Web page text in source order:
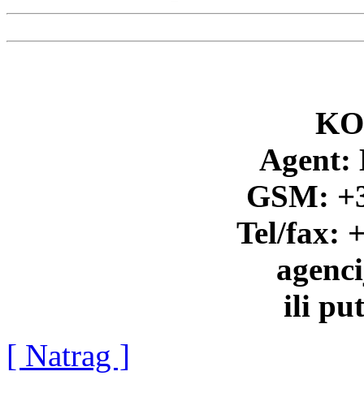
Agent:
GSM:
Tel/fax:
ili
[ Natrag ]